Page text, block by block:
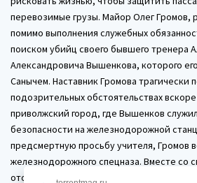
перевозимые грузы. Майор Олег Громов,
помимо выполнения служебных
поиском убийц своего бывшего тренера
Александровича Вышенкова, которого
Санычем. Наставник Громова трагически
подозрительных обстоятельствах
приволжский город, где Вышенков
безопасности на железнодорожной
предсмертную просьбу учителя, Громов
железнодорожного спецназа. Вместе со
отобранными подчинёнными,